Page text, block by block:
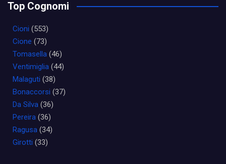
Top Cognomi
Cioni (553)
Cione (73)
Tomasella (46)
Ventimiglia (44)
Malaguti (38)
Bonaccorsi (37)
Da Silva (36)
Pereira (36)
Ragusa (34)
Girotti (33)